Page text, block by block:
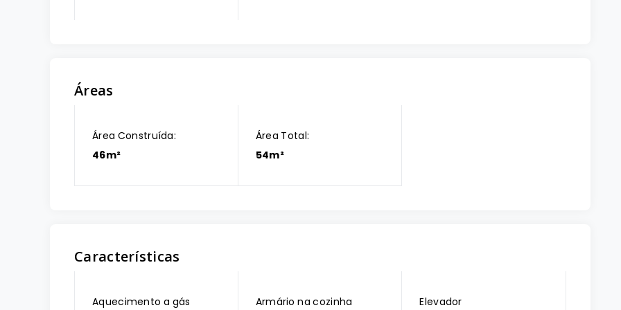
Áreas
Área Construída:
46m²
Área Total:
54m²
Características
Aquecimento a gás Armário na cozinha Elevador